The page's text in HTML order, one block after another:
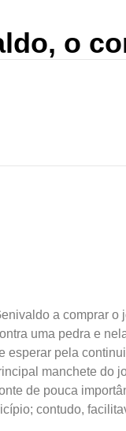
o
a comprar
uma pedra e
pela
manchete do
de pouca
contudo,